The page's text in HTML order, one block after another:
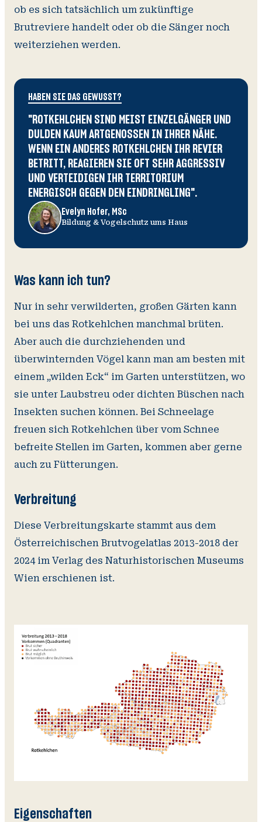
ob es sich tatsächlich um zukünftige
Brutreviere handelt oder ob die Sänger noch
weiterziehen werden.
HABEN SIE DAS GEWUSST?
"ROTKEHLCHEN SIND MEIST EINZELGÄNGER UND
DULDEN KAUM ARTGENOSSEN IN IHRER NÄHE.
WENN EIN ANDERES ROTKEHLCHEN IHR REVIER
BETRITT, REAGIEREN SIE OFT SEHR AGGRESSIV
UND VERTEIDIGEN IHR TERRITORIUM
ENERGISCH GEGEN DEN EINDRINGLING".
Evelyn Hofer, MSc
Bildung & Vogelschutz ums Haus
Was kann ich tun?
Nur in sehr verwilderten, großen Gärten kann
bei uns das Rotkehlchen manchmal brüten.
Aber auch die durchziehenden und
überwinternden Vögel kann man am besten mit
einem „wilden Eck“ im Garten unterstützen, wo
sie unter Laubstreu oder dichten Büschen nach
Insekten suchen können. Bei Schneelage
freuen sich Rotkehlchen über vom Schnee
befreite Stellen im Garten, kommen aber gerne
auch zu Fütterungen.
Verbreitung
Diese Verbreitungskarte stammt aus dem
Österreichischen Brutvogelatlas 2013-2018 der
2024 im Verlag des Naturhistorischen Museums
Wien erschienen ist.
Eigenschaften